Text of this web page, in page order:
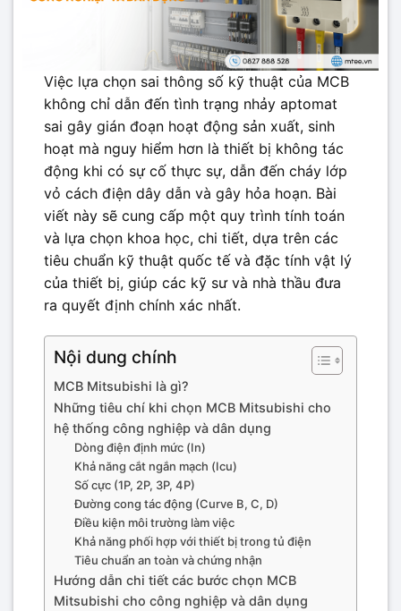
Việc lựa chọn sai thông số kỹ thuật của MCB
không chỉ dẫn đến tình trạng nhảy aptomat
sai gây gián đoạn hoạt động sản xuất, sinh
hoạt mà nguy hiểm hơn là thiết bị không tác
động khi có sự cố thực sự, dẫn đến cháy lớp
vỏ cách điện dây dẫn và gây hỏa hoạn. Bài
viết này sẽ cung cấp một quy trình tính toán
và lựa chọn khoa học, chi tiết, dựa trên các
tiêu chuẩn kỹ thuật quốc tế và đặc tính vật lý
của thiết bị, giúp các kỹ sư và nhà thầu đưa
ra quyết định chính xác nhất.
Nội dung chính
MCB Mitsubishi là gì?
Những tiêu chí khi chọn MCB Mitsubishi cho
hệ thống công nghiệp và dân dụng
Dòng điện định mức (In)
Khả năng cắt ngắn mạch (Icu)
Số cực (1P, 2P, 3P, 4P)
Đường cong tác động (Curve B, C, D)
Điều kiện môi trường làm việc
Khả năng phối hợp với thiết bị trong tủ điện
Tiêu chuẩn an toàn và chứng nhận
Hướng dẫn chi tiết các bước chọn MCB
Mitsubishi cho công nghiệp và dân dụng